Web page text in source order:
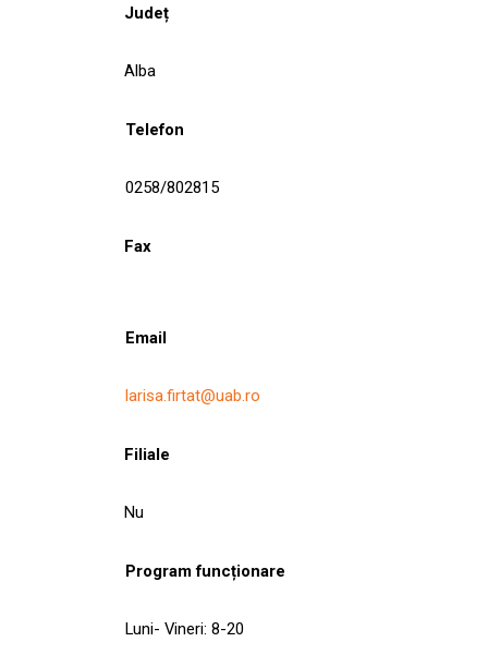
Județ
Alba
Telefon
0258/802815
Fax
Email
larisa.firtat@uab.ro
Filiale
Nu
Program funcționare
Luni- Vineri: 8-20